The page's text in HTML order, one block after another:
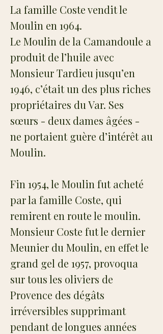
La famille Coste vendit le
Moulin en 1964.
Le Moulin de la Camandoule a
produit de l’huile avec
Monsieur Tardieu jusqu’en
1946, c’était un des plus riches
propriétaires du Var. Ses
sœurs - deux dames âgées -
ne portaient guère d’intérêt au
Moulin.
Fin 1954, le Moulin fut acheté
par la famille Coste, qui
remirent en route le moulin.
Monsieur Coste fut le dernier
Meunier du Moulin, en effet le
grand gel de 1957, provoqua
sur tous les oliviers de
Provence des dégâts
irréversibles supprimant
pendant de longues années